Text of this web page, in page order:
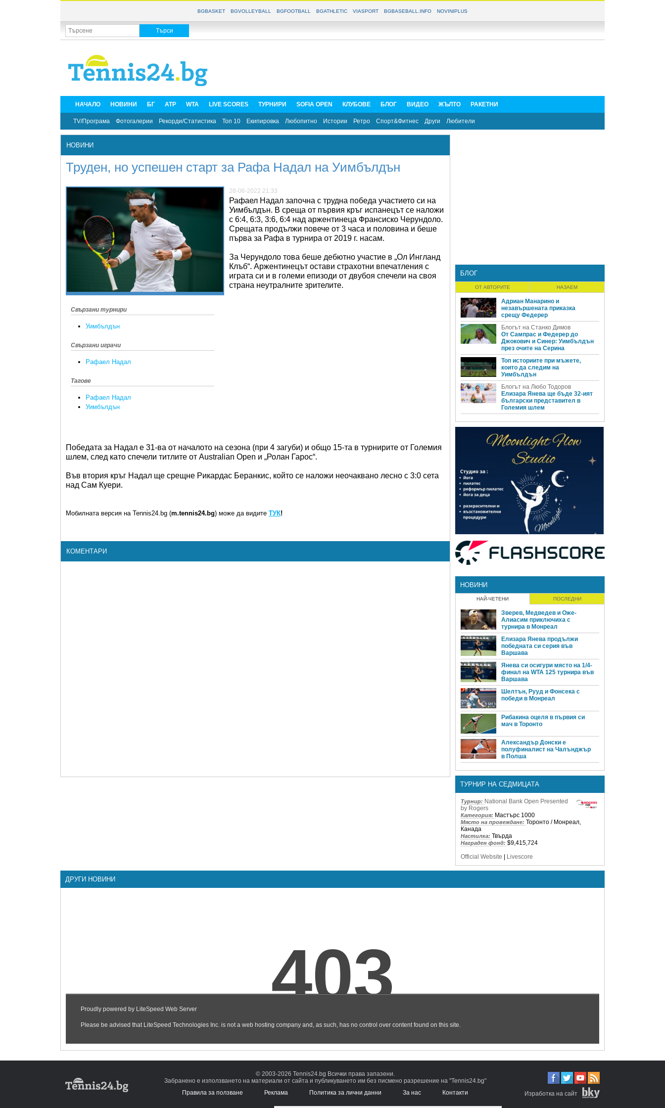
BGBASKET BGVOLLEYBALL BGFOOTBALL BGATHLETIC VIASPORT BGBASEBALL.INFO NOVINIPLUS
НАЧАЛО НОВИНИ БГ ATP WTA LIVE SCORES ТУРНИРИ SOFIA OPEN КЛУБОВЕ БЛОГ ВИДЕО ЖЪЛТО РАКЕТНИ
TV/Програма Фотогалерии Рекорди/Статистика Топ 10 Екипировка Любопитно Истории Ретро Спорт&Фитнес Други Любители
НОВИНИ
Труден, но успешен старт за Рафа Надал на Уимбълдън
Свързани турнири
Уимбълдън
Свързани играчи
Рафаел Надал
Тагове
Рафаел Надал
Уимбълдън
28-06-2022 21:33
Рафаел Надал започна с трудна победа участието си на
Уимбълдън. В среща от първия кръг испанецът се наложи
с 6:4, 6:3, 3:6, 6:4 над аржентинеца Франсиско Черундоло.
Срещата продължи повече от 3 часа и половина и беше
първа за Рафа в турнира от 2019 г. насам.
За Черундоло това беше дебютно участие в „Ол Ингланд
Клъб“. Аржентинецът остави страхотни впечатления с
играта си и в големи епизоди от двубоя спечели на своя
страна неутралните зрителите.
Победата за Надал е 31-ва от началото на сезона (при 4 загуби) и общо 15-та в турнирите от Големия
шлем, след като спечели титлите от Australian Open и „Ролан Гарос“.
Във втория кръг Надал ще срещне Рикардас Беранкис, който се наложи неочаквано лесно с 3:0 сета
над Сам Куери.
Мобилната версия на Tennis24.bg (m.tennis24.bg) може да видите ТУК!
КОМЕНТАРИ
БЛОГ
ОТ АВТОРИТЕ НАЗАЕМ
Адриан Манарино и
незавършената приказка
срещу Федерер
Блогът на Станко Димов
От Сампрас и Федерер до
Джокович и Синер: Уимбълдън
през очите на Серина
Топ историите при мъжете,
които да следим на
Уимбълдън
Блогът на Любо Тодоров
Елизара Янева ще бъде 32-ият
български представител в
Големия шлем
НОВИНИ
НАЙ-ЧЕТЕНИ ПОСЛЕДНИ
Зверев, Медведев и Оже-
Алиасим приключиха с
турнира в Монреал
Елизара Янева продължи
победната си серия във
Варшава
Янева си осигури място на 1/4-
финал на WTA 125 турнира във
Варшава
Шелтън, Рууд и Фонсека с
победи в Монреал
Рибакина оцеля в първия си
мач в Торонто
Александър Донски е
полуфиналист на Чалънджър
в Полша
ТУРНИР НА СЕДМИЦАТА
Турнир: National Bank Open Presented
by Rogers
Категория: Мастърс 1000
Място на провеждане: Торонто / Монреал,
Канада
Настилка: Твърда
Награден фонд: $9,415,724
Official Website
Livescore
ДРУГИ НОВИНИ
© 2003-2026 Tennis24.bg Всички права запазени.
Забранено е използването на материали от сайта и публикуването им без писмено разрешение на "Tennis24.bg"
Правила за ползване
Реклама Политика за лични данни За нас Контакти Изработка на сайт